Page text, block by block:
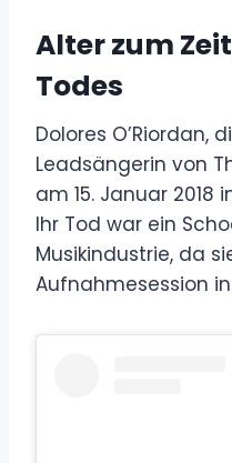
Alter zum
Todes
Dolores O’Riordan,
Leadsängerin von
am 15. Januar 2018
Ihr Tod war ein
Musikindustrie, da
Aufnahmesession